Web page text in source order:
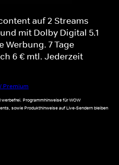
auf 2 Streams
mit Dolby Digital 5.1
Werbung. 7 Tage
6 € mtl. Jederzeit
Premium
Programmhinweise für WOW
sowie Produkthinweise auf Live-Sendern bleiben